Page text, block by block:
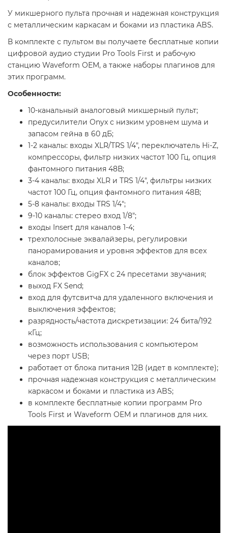
У микшерного пульта прочная и надежная конструкция
с металлическим каркасам и боками из пластика ABS.
В комплекте с пультом вы получаете бесплатные копии
цифровой аудио студии Pro Tools First и рабочую
станцию Waveform OEM, а также наборы плагинов для
этих программ.
Особенности:
10-канальный аналоговый микшерный пульт;
предусилители Onyx с низким уровнем шума и
запасом гейна в 60 дБ;
1-2 каналы: входы XLR/TRS 1/4", переключатель Hi-Z,
компрессоры, фильтр низких частот 100 Гц, опция
фантомного питания 48В;
3-4 каналы: входы XLR и TRS 1/4", фильтры низких
частот 100 Гц, опция фантомного питания 48В;
5-8 каналы: входы TRS 1/4";
9-10 каналы: стерео вход 1/8";
входы Insert для каналов 1-4;
трехполосные эквалайзеры, регулировки
панорамирования и уровня эффектов для всех
каналов;
блок эффектов GigFX с 24 пресетами звучания;
выход FX Send;
вход для футсвитча для удаленного включения и
выключения эффектов;
разрядность/частота дискретизации: 24 бита/192
кГц;
возможность использования с компьютером
через порт USB;
работает от блока питания 12В (идет в комплекте);
прочная надежная конструкция с металлическим
каркасом и боками и пластика из ABS;
в комплекте бесплатные копии программ Pro
Tools First и Waveform OEM и плагинов для них.